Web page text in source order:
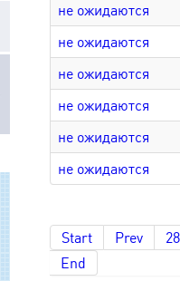
не ожидаются
не ожидаются
не ожидаются
не ожидаются
не ожидаются
не ожидаются
Start Prev
End